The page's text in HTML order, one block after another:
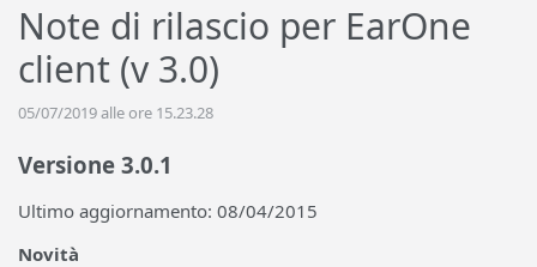
Note di rilascio per EarOne
client (v 3.0)
05/07/2019 alle ore 15.23.28
Versione 3.0.1
Ultimo aggiornamento: 08/04/2015
Novità